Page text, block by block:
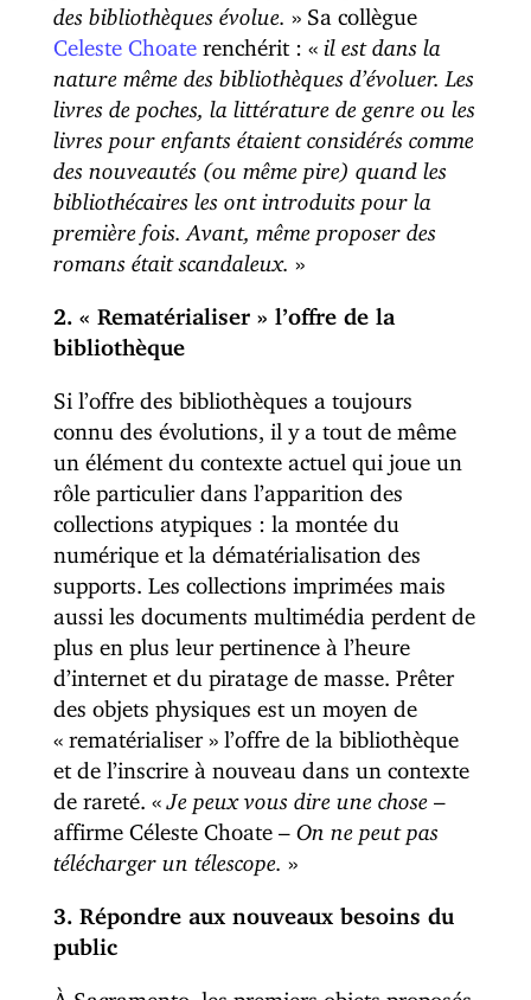
des bibliothèques évolue.
» Sa collègue
Celeste Choate renchérit : « il est dans la
nature même des bibliothèques d’évoluer. Les
livres de poches, la littérature de genre ou les
livres pour enfants étaient considérés comme
des nouveautés (ou même pire) quand les
bibliothécaires les ont introduits pour la
première fois. Avant, même proposer des
romans était scandaleux.
2. « Rematérialiser » l’offre de la
bibliothèque
Si l’offre des bibliothèques a toujours
connu des évolutions, il y a tout de même
un élément du contexte actuel qui joue un
rôle particulier dans l’apparition des
collections atypiques : la montée du
numérique et la dématérialisation des
supports. Les collections imprimées mais
aussi les documents multimédia perdent de
plus en plus leur pertinence à l’heure
d’internet et du piratage de masse. Prêter
des objets physiques est un moyen de
« rematérialiser » l’offre de la bibliothèque
et de l’inscrire à nouveau dans un contexte
de rareté. «
Je peux vous dire une chose
affirme Céleste Choate – On ne peut pas
télécharger un télescope.
3. Répondre aux nouveaux besoins du
public
À Sacramento, les premiers objets proposés